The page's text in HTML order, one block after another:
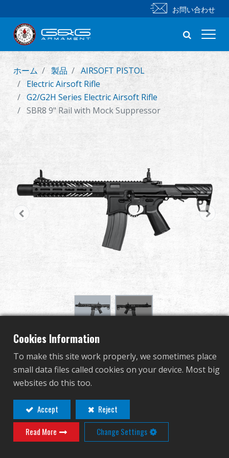
新製品
小銃
BB 弾
射撃訓練シリーズ
グローバル販売
私たちについて
サインイン
繁體中文
Français 日本語
お問い合わせ
ホーム 製品
AIRSOFT PISTOL
Electric Airsoft Rifle
G2/G2H Series Electric Airsoft Rifle
SBR8 9" Rail with Mock Suppressor
SBR8 9" Rail with Mock
Suppressor
TGR-SBR-S09-BNB-NCM
TGR-SBR-S09-BNB-NCM
その他の色
Cookies Information
To make this site work properly, we sometimes place
small data files called cookies on your device. Most big
websites do this too.
Accept
Reject
Read More
Change Settings